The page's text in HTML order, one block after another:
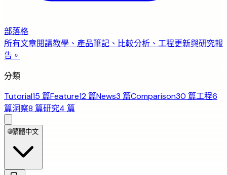
部落格
所有文章閱讀教學、產品筆記、比較分析、工程更新與研究報
告。
分類
Tutorial15 篇Feature12 篇News3 篇Comparison30 篇工程6
篇洞察8 篇研究4 篇
🌐繁體中文